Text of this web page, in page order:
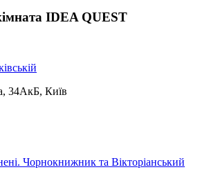
IDEA QUEST
34АкБ, Київ
Чорнокнижник та Вікторіанський